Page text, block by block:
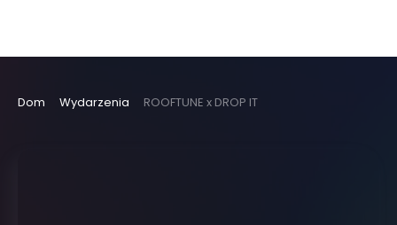
Dom Wydarzenia ROOFTUNE x DROP IT